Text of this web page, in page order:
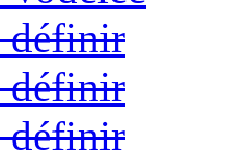
définir
définir
définir